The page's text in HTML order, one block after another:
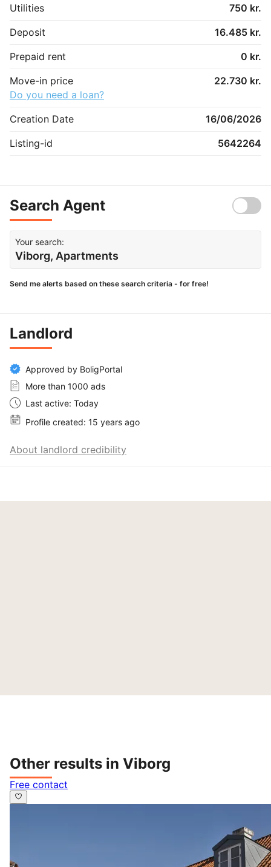
Utilities
750 kr.
Deposit
16.485 kr.
Prepaid rent
0 kr.
Move-in price
22.730 kr.
Do you need a loan?
Creation Date
16/06/2026
Listing-id
5642264
Search Agent
Your search:
Viborg, Apartments
Send me alerts based on these search criteria - for free!
Landlord
Approved by BoligPortal
More than 1000 ads
Last active: Today
Profile created: 15 years ago
About landlord credibility
Other results in Viborg
Free contact